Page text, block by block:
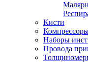
Кисти
Наборы
Провода